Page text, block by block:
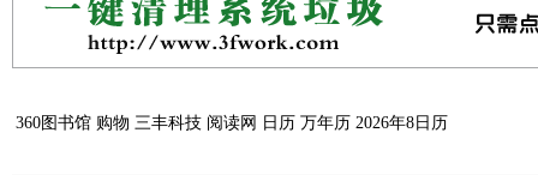
360图书馆 购物 三丰科技 阅读网 日历 万年历 2026年8日历